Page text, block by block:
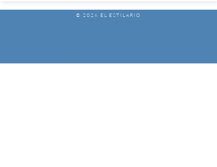
© 2026 EL ESTILARIO